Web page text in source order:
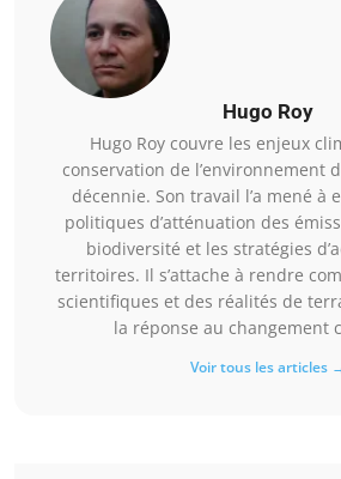
Hugo Roy
Hugo Roy couvre les enjeux
conservation de l’environnement
décennie. Son travail l’a mené à
politiques d’atténuation des
biodiversité et les stratégies
territoires. Il s’attache à rendre
scientifiques et des réalités de
la réponse au changement
Voir tous les articles